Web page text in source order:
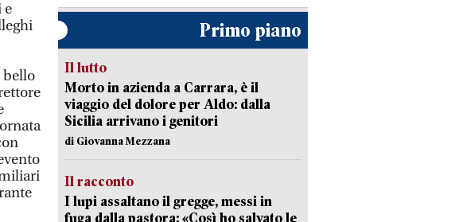
e
bello
Primo piano
Il lutto
Morto in azienda a Carrara, è il
viaggio del dolore per Aldo: dalla
Sicilia arrivano i genitori
di Giovanna Mezzana
Il racconto
I lupi assaltano il gregge, messi in
fuga dalla pastora: «Così ho salvato le